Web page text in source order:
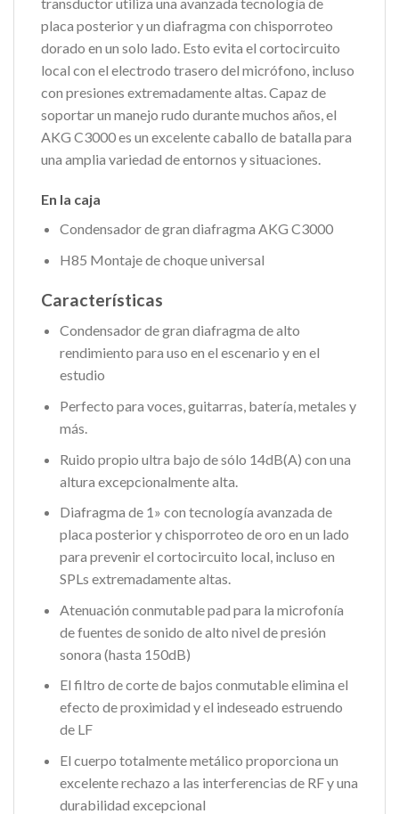
placa posterior y un diafragma con chisporroteo
dorado en un solo lado. Esto evita el cortocircuito
local con el electrodo trasero del micrófono, incluso
con presiones extremadamente altas. Capaz de
soportar un manejo rudo durante muchos años, el
AKG C3000 es un excelente caballo de batalla para
una amplia variedad de entornos y situaciones.
En la caja
Condensador de gran diafragma AKG C3000
H85 Montaje de choque universal
Características
Condensador de gran diafragma de alto
rendimiento para uso en el escenario y en el
estudio
Perfecto para voces, guitarras, batería, metales y
más.
Ruido propio ultra bajo de sólo 14dB(A) con una
altura excepcionalmente alta.
Diafragma de 1» con tecnología avanzada de
placa posterior y chisporroteo de oro en un lado
para prevenir el cortocircuito local, incluso en
SPLs extremadamente altas.
Atenuación conmutable pad para la microfonía
de fuentes de sonido de alto nivel de presión
sonora (hasta 150dB)
El filtro de corte de bajos conmutable elimina el
efecto de proximidad y el indeseado estruendo
de LF
El cuerpo totalmente metálico proporciona un
excelente rechazo a las interferencias de RF y una
durabilidad excepcional